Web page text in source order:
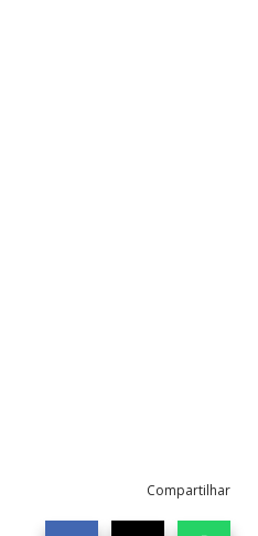
Compartilhar